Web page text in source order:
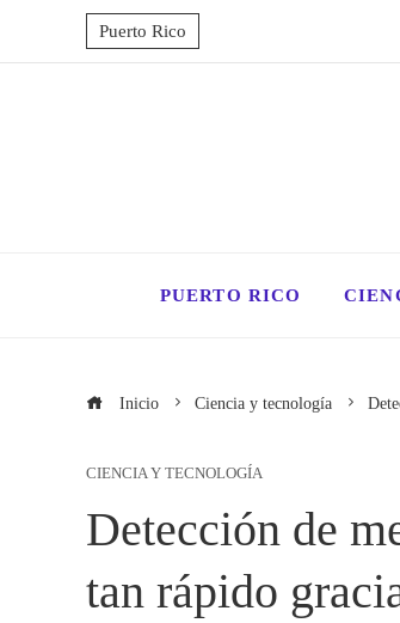
Puerto Rico
PUERTO RICO
Inicio Ciencia y tecnología
CIENCIA Y TECNOLOGÍA
Detección de
tan rápido